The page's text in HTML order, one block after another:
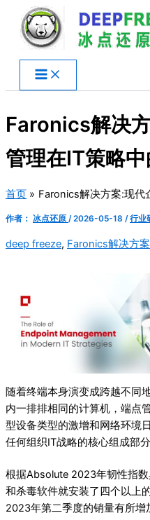
Faronics解决
管理在IT策略中
首页 Faronics解决方案:现代
作者： 冰点还原 /2026-05-18 /行业
deep freeze, Faronics解决方案
随着终端本身演变成跨越不同
内一排排相同的计算机，端点
型设备类型的激增和网络环境
任何组织IT战略的核心组成部分
根据Absolute 2023年韧性指
和杀毒软件就安装了四个以上
2023年第二季度的销量有所增